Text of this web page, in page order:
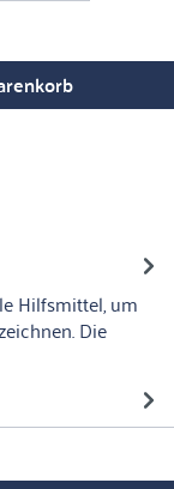
Wert
Hilfsmittel, um
Die